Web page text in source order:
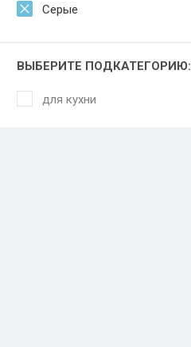
Серые
ВЫБЕРИТЕ ПОДКАТЕГОРИЮ:
для кухни